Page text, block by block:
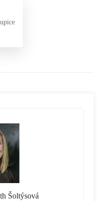
Šoltýsová